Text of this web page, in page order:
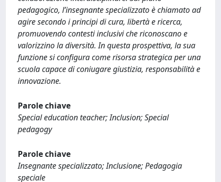
pedagogico, l’insegnante specializzato è chiamato ad
agire secondo i principi di cura, libertà e ricerca,
promuovendo contesti inclusivi che riconoscano e
valorizzino la diversità. In questa prospettiva, la sua
funzione si configura come risorsa strategica per una
scuola capace di coniugare giustizia, responsabilità e
innovazione.
Parole chiave
Special education teacher; Inclusion; Special
pedagogy
Parole chiave
Insegnante specializzato; Inclusione; Pedagogia
speciale